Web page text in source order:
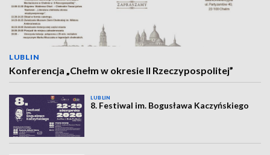
LUBLIN
Konferencja „Chełm w okresie II Rzeczypospolitej”
LUBLIN
8. Festiwal im. Bogusława Kaczyńskiego